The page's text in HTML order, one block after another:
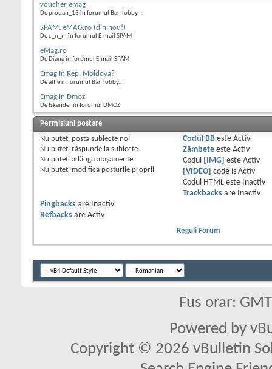
voucher emag
De prodan_13 în forumul Bar, lobby...
SPAM: eMAG.ro (din nou!)
De c_n_m în forumul E-mail SPAM
eMag.ro
De Diana în forumul E-mail SPAM
Emag In Rep. Moldova?
De alfie în forumul Bar, lobby...
Emag In Dmoz
De Iskander în forumul DMOZ
Permisiuni postare
Nu puteţi posta subiecte noi.
Nu puteţi răspunde la subiecte
Nu puteţi adăuga ataşamente
Nu puteţi modifica posturile proprii
Codul BBeste Activ
Zâmbeteeste Activ
Codul
[IMG] este Activ
[VIDEO] code is Activ
Codul HTML este
Inactiv
Trackbacksare
Inactiv
Pingbacks are
Inactiv
Refbacks are Activ
Reguli Forum
Fus orar:
Powered by
Copyright © 2026 vBulletin